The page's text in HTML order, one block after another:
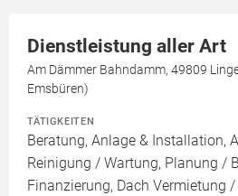
Dienstleistung aller Art
Am Dämmer Bahndamm, 49809
Emsbüren)
TÄTIGKEITEN
Beratung, Anlage & Installation,
Reinigung / Wartung, Planung /
Finanzierung, Dach Vermietung